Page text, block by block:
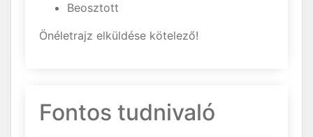
Beosztott
Önéletrajz elküldése kötelező!
Fontos tudnivaló